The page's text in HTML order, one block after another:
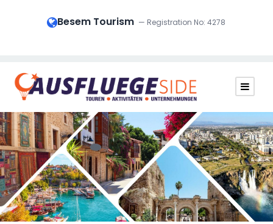
Besem Tourism — Registration No: 4278